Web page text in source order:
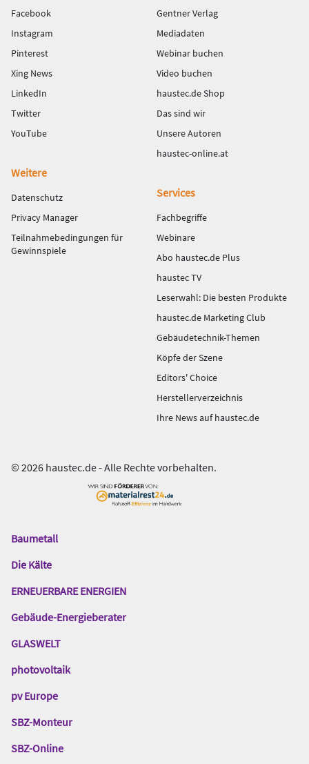
Facebook
Instagram
Pinterest
Xing News
LinkedIn
Twitter
YouTube
Gentner Verlag
Mediadaten
Webinar buchen
Video buchen
haustec.de Shop
Das sind wir
Unsere Autoren
haustec-online.at
Weitere
Datenschutz
Privacy Manager
Teilnahmebedingungen für
Gewinnspiele
Services
Fachbegriffe
Webinare
Abo haustec.de Plus
haustec TV
Leserwahl: Die besten Produkte
haustec.de Marketing Club
Gebäudetechnik-Themen
Köpfe der Szene
Editors' Choice
Herstellerverzeichnis
Ihre News auf haustec.de
© 2026 haustec.de - Alle Rechte vorbehalten.
Das
Gentner
Baumetall
Die Kälte
ERNEUERBARE ENERGIEN
Gebäude-Energieberater
GLASWELT
photovoltaik
pv Europe
SBZ-Monteur
SBZ-Online